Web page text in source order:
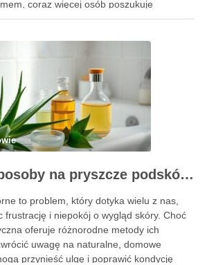
coraz więcej osób poszukuje
i bezpieczne zrzucenie zbędnych
Domowe sposoby na pryszcze podskórne: skuteczne metody i składniki
to problem, który dotyka wielu z nas,
frustrację i niepokój o wygląd skóry. Choć
oferuje różnorodne metody ich
uwagę na naturalne, domowe
przynieść ulgę i poprawić kondycję